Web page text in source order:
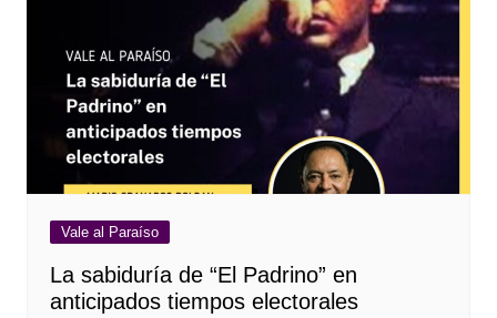
Vale al Paraíso
La sabiduría de “El Padrino” en
anticipados tiempos electorales